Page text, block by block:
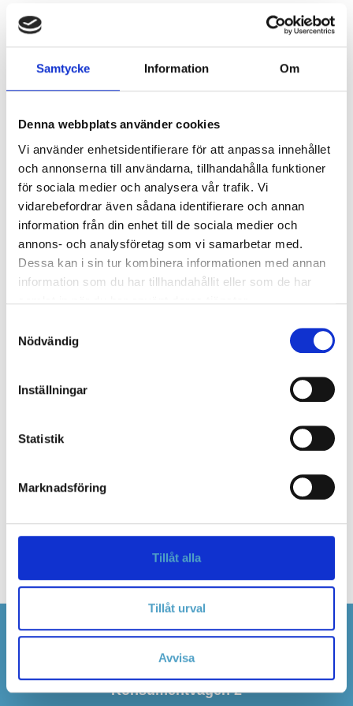
Samtycke Information Om
Denna webbplats använder cookies
Vi använder enhetsidentifierare för att anpassa innehållet
och annonserna till användarna, tillhandahålla funktioner
för sociala medier och analysera vår trafik. Vi
vidarebefordrar även sådana identifierare och annan
information från din enhet till de sociala medier och
annons- och analysföretag som vi samarbetar med.
Dessa kan i sin tur kombinera informationen med annan
information som du har tillhandahållit eller som de har
Nödvändig
Inställningar
Statistik
Marknadsföring
Tillåt alla
Tillåt urval
Avvisa
Safepass Zone Top-
up
systemet. Med detta galler blir totala höjden 2,63m.
Enkelt att montera genom två hakar som spänns
fast med mutterdragare.
Artikelnummer
0423791
Teknisk information
Filer
Användarmanual
RentSafe Sverige AB
Konsumentvägen 2